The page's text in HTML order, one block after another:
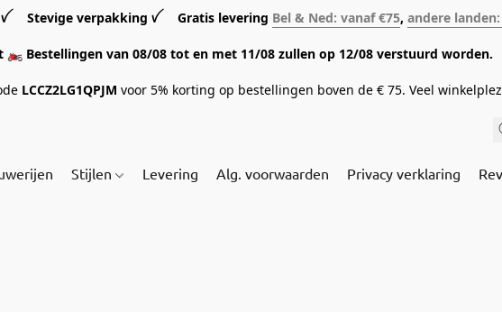
ꪜ Stevige verpakking ꪜ Gratis levering Bel & Ned: vanaf €75, andere
Bestellingen van 08/08 tot en met 11/08 zullen op 12/08 verstuurd worden.
LCCZ2LG1QPJM voor 5% korting op bestellingen boven de € 75. Veel
Stijlen Levering Alg. voorwaarden Privacy verklaring